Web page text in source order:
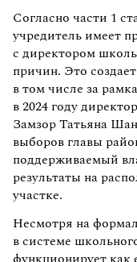
Согласно части 1
учредитель имеет
с директором
причин. Это
в том числе за
в 2024 году
Замзор Татьяна
выборов главы
поддерживаемый
результаты на
участке.
Несмотря на
в системе